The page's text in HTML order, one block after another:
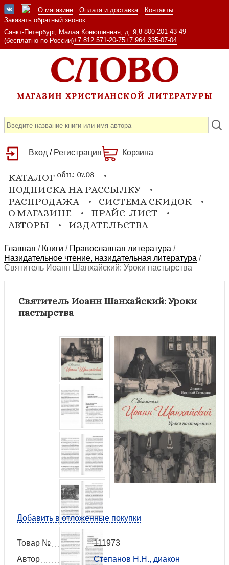
О магазине Оплата и доставка
Контакты
Заказать обратный звонок
Санкт-Петербург, Малая Конюшенная, д. 9, 8 800 201-43-49
(бесплатно по России)+7 812 571-20-75+7 964 335-07-04
МАГАЗИН ХРИСТИАНСКОЙ ЛИТЕРАТУРЫ
Вход / Регистрация Корзина
КАТАЛОГ обн.: 07.08
ПОДПИСКА НА РАССЫЛКУ
РАСПРОДАЖА
СИСТЕМА СКИДОК
О МАГАЗИНЕ
ПРАЙС-ЛИСТ
АВТОРЫ
ИЗДАТЕЛЬСТВА
Главная / Книги / Православная литература /
Назидательное чтение, назидательная литература /
Святитель Иоанн Шанхайский: Уроки пастырства
Святитель Иоанн Шанхайский: Уроки
пастырства
Добавить в отложенные покупки
Товар №
111973
Автор
Степанов Н.Н., диакон